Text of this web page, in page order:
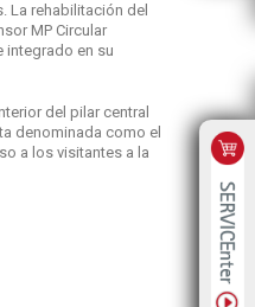
La rehabilitación del
MP Circular
integrado en su
del pilar central
denominada como el
a los visitantes a la